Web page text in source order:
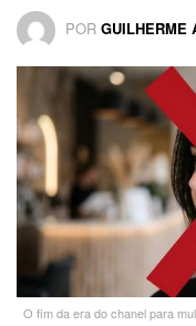
POR GUILHERME
O fim da era do chanel para